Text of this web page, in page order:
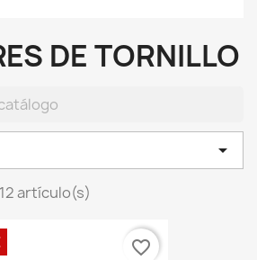
DE TORNILLO

artículo(s)
favorite_border